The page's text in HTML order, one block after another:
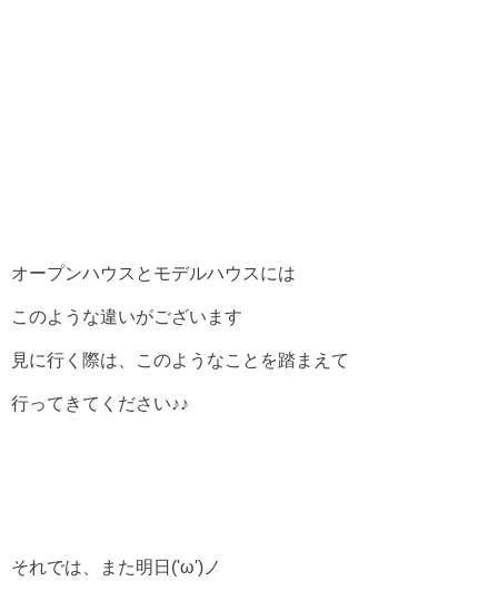
オープンハウスとモデルハウスには
このような違いがございます
見に行く際は、このようなことを踏まえて
行ってきてください♪♪
それでは、また明日('ω')ノ